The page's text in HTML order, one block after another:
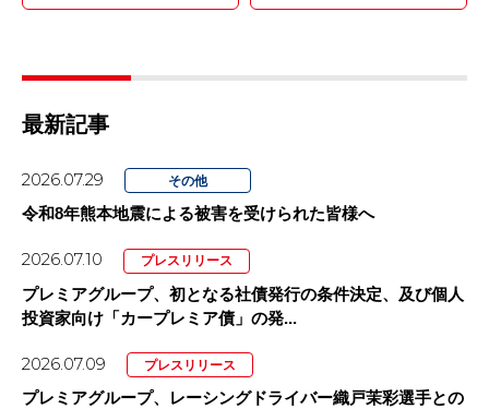
最新記事
2026.07.29 その他
令和8年熊本地震による被害を受けられた皆様へ
2026.07.10 プレスリリース
プレミアグループ、初となる社債発行の条件決定、及び個人
投資家向け「カープレミア債」の発...
2026.07.09 プレスリリース
プレミアグループ、レーシングドライバー織戸茉彩選手との